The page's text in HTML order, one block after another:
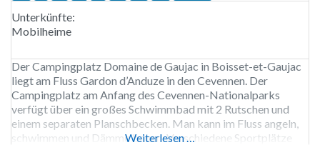
Unterkünfte:
Mobilheime
Der Campingplatz Domaine de Gaujac in Boisset-et-Gaujac
liegt am Fluss Gardon d’Anduze in den Cevennen. Der
Campingplatz am Anfang des Cevennen-Nationalparks
verfügt über ein großes Schwimmbad mit 2 Rutschen und
einem separaten Planschbecken. Man kann im Fluss angeln,
schwimmen und Dämme bauen. Verschiedene Sportplätze
Weiterlesen …